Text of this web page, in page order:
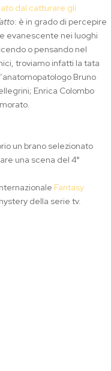
dal catturare gli
: è in grado di percepire
evanescente nei luoghi
o pensando nel
troviamo infatti la tata
Bruno
Enrica Colombo
un brano selezionato
una scena del 4°
Fantasy
della serie tv.